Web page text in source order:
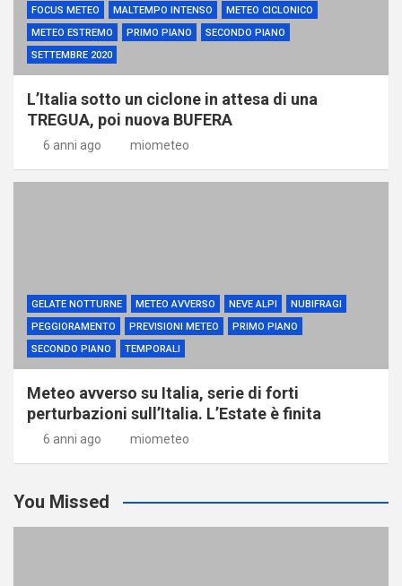
FOCUS METEO MALTEMPO INTENSO
METEO CICLONICO
METEO ESTREMO
PRIMO PIANO
SECONDO PIANO
SETTEMBRE 2020
L’Italia sotto un ciclone in attesa di una
TREGUA, poi nuova BUFERA
6 anni ago miometeo
GELATE NOTTURNE METEO AVVERSO NEVE ALPI
NUBIFRAGI
PEGGIORAMENTO
PREVISIONI METEO
PRIMO PIANO
SECONDO PIANO
TEMPORALI
Meteo avverso su Italia, serie di forti
perturbazioni sull’Italia. L’Estate è finita
6 anni ago miometeo
You Missed